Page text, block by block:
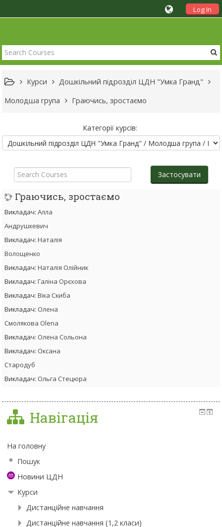
Log In
Курси
Дошкільний підрозділ ЦДН "Умка Гранд"
Молодша група
Граючись, зростаємо
Категорії курсів:
Courses
Застосувати
Граючись, зростаємо
Викладач:Алла
Андрушкевич
Викладач:Наталія
Волощенко
Викладач:Наталія Олійник
Викладач:Галіна Орєхова
Викладач:Віка Скиба
Викладач: Олена
Смолякова Olena
Викладач: Олена Сольона
Викладач: Оксана
Стародуб
Викладач: Ольга Стецюра
Навігація
На головну
Пошук
Новини ЦДН
Курси
Дистанційне навчання
Дистанційне навчання (1,2 класи)